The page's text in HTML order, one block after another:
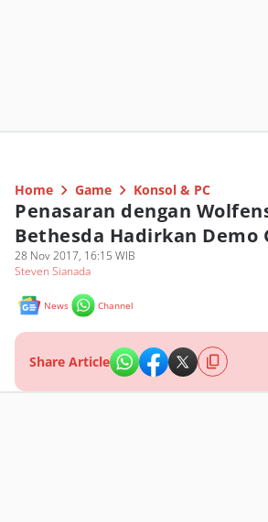
Home Game Konsol & PC
Penasaran dengan
Bethesda Hadirkan Demo
28 Nov 2017, 16:15 WIB
Steven Sianada
News Channel
Share Article